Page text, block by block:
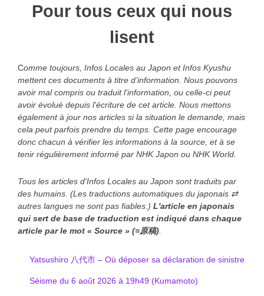
Pour tous ceux qui nous
lisent
Comme toujours, Infos Locales au Japon et Infos Kyushu
mettent ces documents à titre d’information. Nous pouvons
avoir mal compris ou traduit l'information, ou celle-ci peut
avoir évolué depuis l'écriture de cet article. Nous mettons
également à jour nos articles si la situation le demande, mais
cela peut parfois prendre du temps. Cette page encourage
donc chacun à vérifier les informations à la source, et à se
tenir régulièrement informé par NHK Japon ou NHK World.
Tous les articles d'Infos Locales au Japon sont traduits par
des humains. (Les traductions automatiques du japonais ⇄
autres langues ne sont pas fiables.) L'article en japonais
qui sert de base de traduction est indiqué dans chaque
article par le mot « Source » (=原稿)
Yatsushiro 八代市 – Où déposer sa déclaration de sinistre
Séisme du 6 août 2026 à 19h49 (Kumamoto)